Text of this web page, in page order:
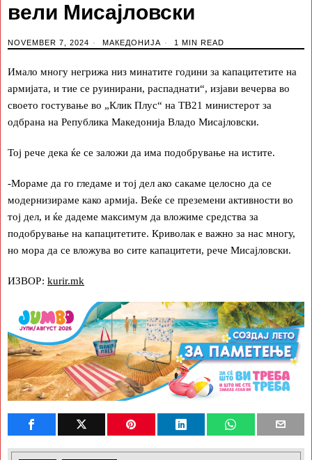
вели Мисајловски
NOVEMBER 7, 2024 МАКЕДОНИЈА 1 MIN READ
Имало многу негрижа низ минатите години за капацитетите на
армијата, и тие се руинирани, распаднати“, изјави вечерва во
своето гостување во „Клик Плус“ на ТВ21 министерот за
одбрана на Република Македонија Владо Мисајловски.
Тој рече дека ќе се заложи да има подобрување на истите.
-Мораме да го гледаме и тој дел ако сакаме целосно да се
модернизираме како армија. Веќе се преземени активности во
тој дел, и ќе дадеме максимум да вложиме средства за
подобрување на капацитетите. Криволак е важно за нас многу,
но мора да се вложува во сите капацитети, рече Мисајловски.
ИЗВОР: kurir.mk